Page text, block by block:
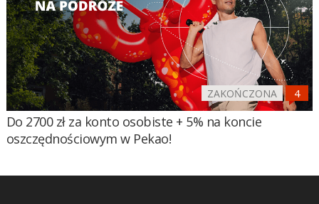
ZAKOŃCZONA
Do 2700 zł za konto osobiste + 5% na koncie
oszczędnościowym w Pekao!